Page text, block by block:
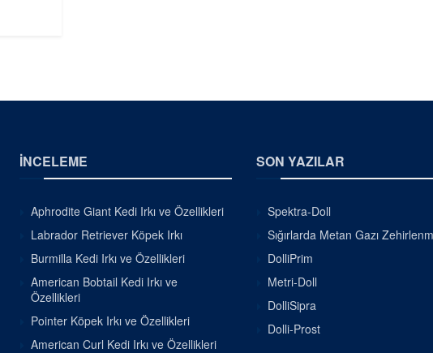
İNCELEME
Aphrodite Giant Kedi Irkı ve Özellikleri
Labrador Retriever Köpek Irkı
Burmilla Kedi Irkı ve Özellikleri
American Bobtail Kedi Irkı ve
Özellikleri
Pointer Köpek Irkı ve Özellikleri
American Curl Kedi Irkı ve Özellikleri
SON YAZILAR
Spektra-Doll
Sığırlarda Metan Gazı
DolliPrim
Metri-Doll
DolliSipra
Dolli-Prost